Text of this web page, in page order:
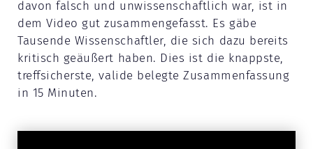
davon falsch und unwissenschaftlich war, ist in
dem Video gut zusammengefasst. Es gäbe
Tausende Wissenschaftler, die sich dazu bereits
kritisch geäußert haben. Dies ist die knappste,
treffsicherste, valide belegte Zusammenfassung
in 15 Minuten.